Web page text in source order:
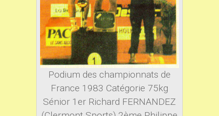
Podium des championnats de
France 1983 Catégorie 75kg
Sénior 1er Richard FERNANDEZ